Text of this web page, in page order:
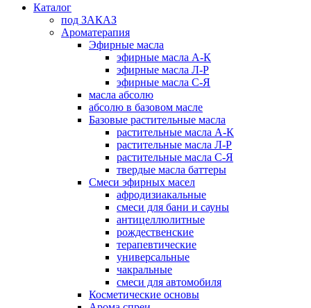
Каталог
под ЗАКАЗ
Ароматерапия
Эфирные масла
эфирные масла А-К
эфирные масла Л-Р
эфирные масла С-Я
масла абсолю
абсолю в базовом масле
Базовые растительные масла
растительные масла А-К
растительные масла Л-Р
растительные масла С-Я
твердые масла баттеры
Cмеси эфирных масел
афродизиакальные
смеси для бани и сауны
антицеллюлитные
рождественские
терапевтические
универсальные
чакральные
смеси для автомобиля
Косметические основы